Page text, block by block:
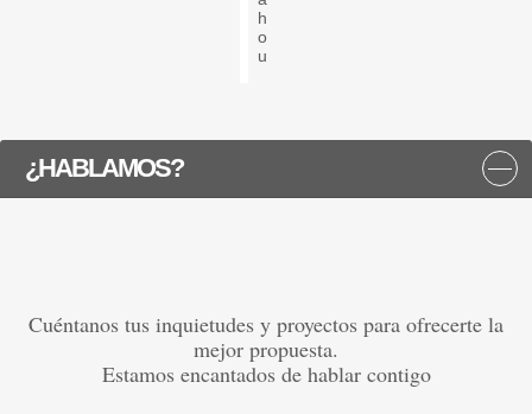
h
o
u
¿HABLAMOS?
Cuéntanos tus inquietudes y proyectos para ofrecerte la
mejor propuesta.
Estamos encantados de hablar contigo